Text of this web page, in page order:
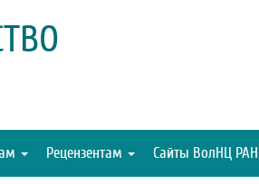
Рецензентам Сайты ВолНЦ РАН